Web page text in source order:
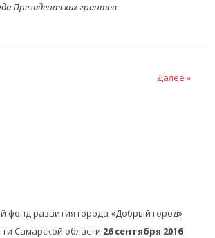
Президентских грантов
Далее »
фонд развития города «Добрый город»
Самарской области 26 сентября 2016